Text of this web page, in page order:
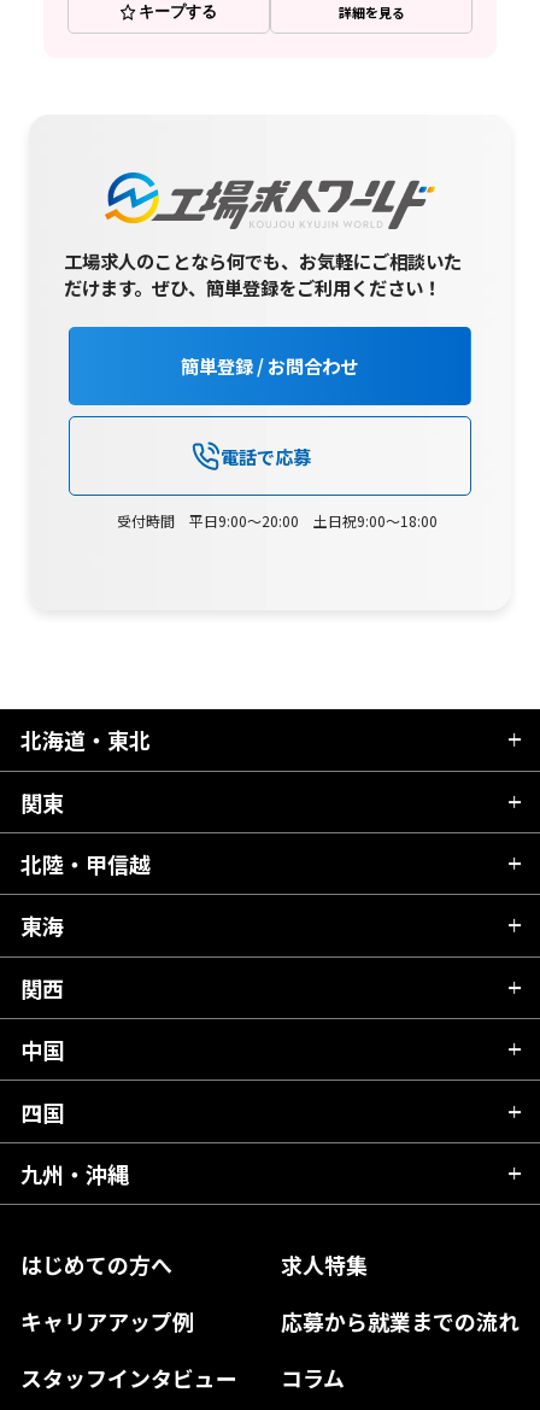
キープする 詳細を見る
工場求人のことなら何でも、お気軽にご相談いた
だけます。ぜひ、簡単登録をご利用ください！
簡単登録 / お問合わせ
電話で応募
受付時間 平日9:00～20:00 土日祝9:00～18:00
はじめての方へ
求人特集
キャリアアップ例
応募から就業までの流れ
スタッフインタビュー
コラム
北海道・東北
北海道
青森県
秋田県
岩手県
宮城県
福島県
関東
茨城県
栃木県
群馬県
千葉県
東京都
神奈川県
北陸・甲信越
新潟県
富山県
石川県
山梨県
長野県
東海
岐阜県
静岡県
愛知県
関西
滋賀県
京都府
大阪府
奈良県
和歌山県
中国
広島県
岡山県
島根県
山口県
四国
愛媛県
徳島県
九州・沖縄